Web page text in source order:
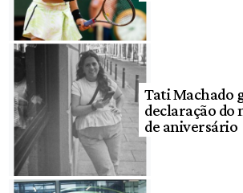
Tati Machado
declaração do
de aniversário